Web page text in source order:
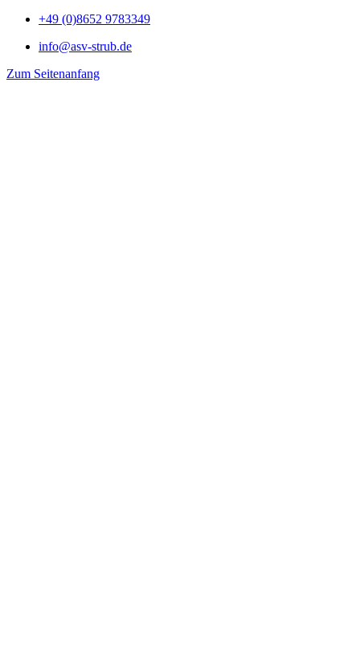
+49 (0)8652 9783349
info@asv-strub.de
Zum Seitenanfang